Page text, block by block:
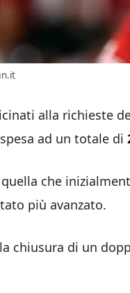
alla richieste
ad un totale di
che
più avanzato.
chiusura di un